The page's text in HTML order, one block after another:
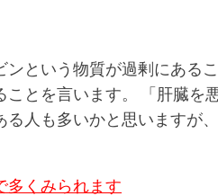
ンという物質が過剰にある
とを言います。 「肝臓を
る人も多いかと思いますが
多くみられます